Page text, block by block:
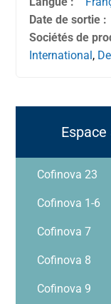
Date de sortie :
Sociétés de
International,
Cofinova 23
Cofinova 1-6
Cofinova 7
Cofinova 8
Cofinova 9